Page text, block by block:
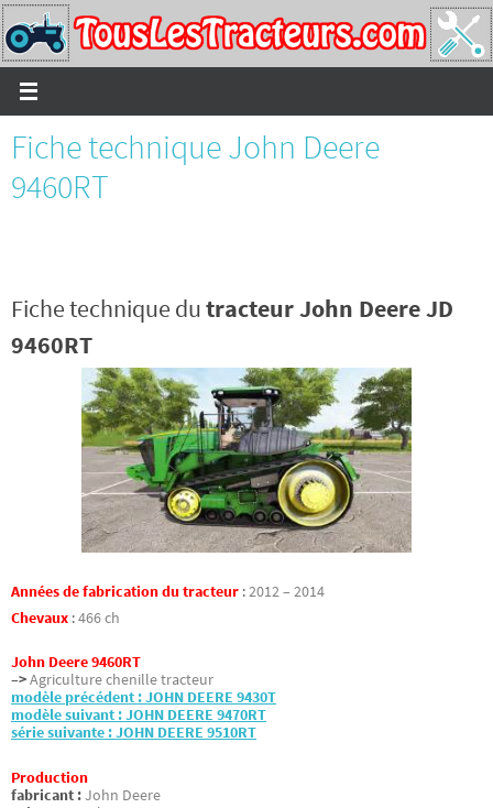
Passer
vers
le
contenu
Fiche technique John Deere
9460RT
Fiche technique dutracteur John Deere JD
9460RT
Années de fabrication du tracteur :2012 – 2014
Chevaux :466 ch
John Deere 9460RT
–>Agriculture chenille tracteur
modèle précédent : JOHN DEERE 9430T
modèle suivant : JOHN DEERE 9470RT
série suivante : JOHN DEERE 9510RT
Production
fabricant :John Deere